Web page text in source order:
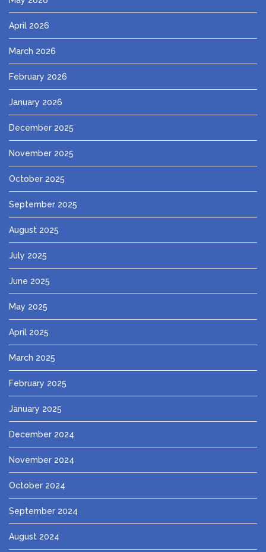
April 2026
March 2026
February 2026
January 2026
December 2025
November 2025
October 2025
September 2025
August 2025
July 2025
June 2025
May 2025
April 2025
March 2025
February 2025
January 2025
December 2024
November 2024
October 2024
September 2024
August 2024